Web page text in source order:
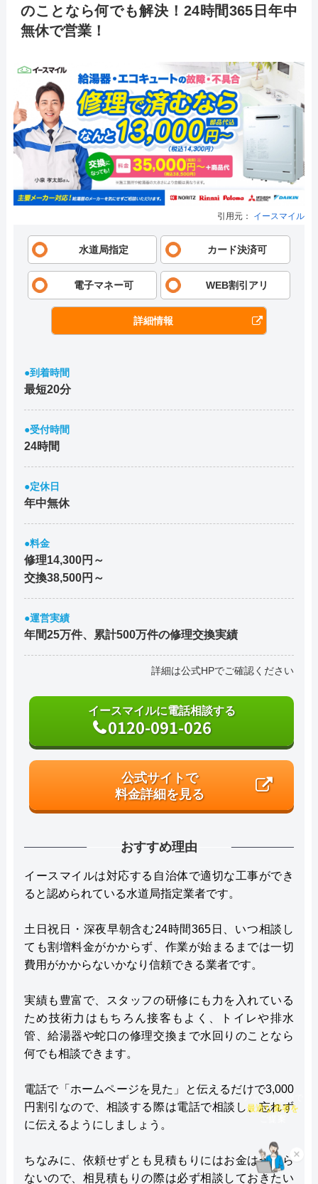
のことなら何でも解決！24時間365日年中
無休で営業！
引用元： イースマイル
水道局指定 カード決済可
電子マネー可 WEB割引アリ
詳細情報
●到着時間
最短20分
●受付時間
24時間
●定休日
年中無休
●料金
修理14,300円～
交換38,500円～
●運営実績
年間25万件、累計500万件の修理交換実績
詳細は公式HPでご確認ください
イースマイルに電話相談する
0120-091-026
公式サイトで
料金詳細を見る
おすすめ理由
イースマイルは対応する自治体で適切な工事ができ
ると認められている水道局指定業者です。
土日祝日・深夜早朝含む24時間365日、いつ相談し
ても割増料金がかからず、作業が始まるまでは一切
費用がかからないかなり信頼できる業者です。
実績も豊富で、スタッフの研修にも力を入れている
ため技術力はもちろん接客もよく、トイレや排水
管、給湯器や蛇口の修理交換まで水回りのことなら
何でも相談できます。
電話で「ホームページを見た」と伝えるだけで3,000
円割引なので、相談する際は電話で相談し、忘れず
に伝えるようにしましょう。
ちなみに、依頼せずとも見積もりにはお金はかから
ないので、相見積もりの際は必ず相談しておきたい
×
チャット診断で
最適な業者を